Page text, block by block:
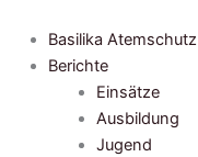
Inhalt
springen
Basilika
Berichte
Einsätze
Ausbildung
Jugend